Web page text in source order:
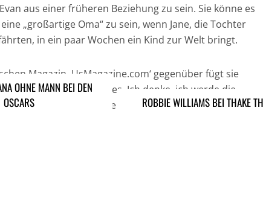
aus einer früheren Beziehung zu sein. Sie könne es
„großartige Oma“ zu sein, wenn Jane, die Tochter
in ein paar Wochen ein Kind zur Welt bringt.
Magazin ‚UsMagazine.com‘ gegenüber fügt sie
es! Ich liebe, liebe, liebe es. Ich denke, ich werde die
sein, die weltbeste, mehr sage ich nicht.“
OHNE MANN BEI DEN
OSCARS
ROBBIE WILLIAMS BEI THAKE